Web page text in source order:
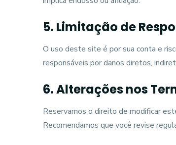
5. Limitação de
O uso deste site é por sua conta e
responsáveis por danos diretos,
6. Alterações nos
Reservamos o direito de modificar
Recomendamos que você revise